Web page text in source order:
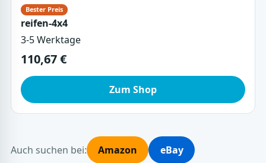
reifen-4x4
3-5 Werktage
110,67 €
Zum Shop
Auch suchen bei: Amazon eBay